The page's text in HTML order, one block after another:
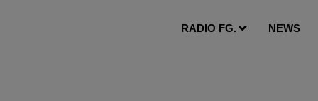
RADIO FG. NEWS